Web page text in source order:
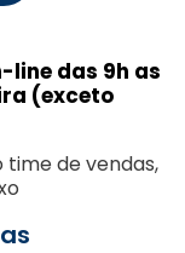
line das 9h as
(exceto
time de vendas,